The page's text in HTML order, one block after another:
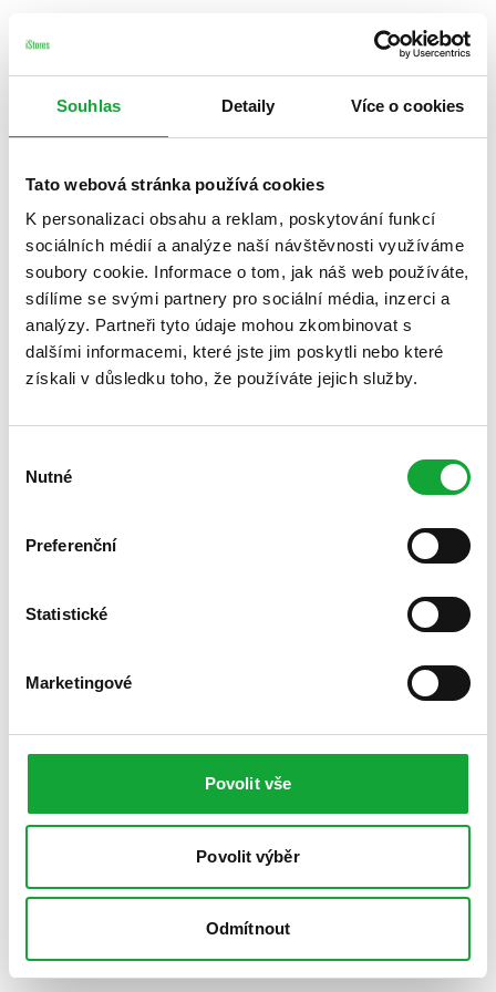
Souhlas Detaily Více o cookies
Tato webová stránka používá cookies
K personalizaci obsahu a reklam, poskytování funkcí
sociálních médií a analýze naší návštěvnosti využíváme
soubory cookie. Informace o tom, jak náš web používáte,
sdílíme se svými partnery pro sociální média, inzerci a
analýzy. Partneři tyto údaje mohou zkombinovat s
dalšími informacemi, které jste jim poskytli nebo které
získali v důsledku toho, že používáte jejich služby.
souhlasu
Nutné
Preferenční
Statistické
Marketingové
Povolit vše
Povolit výběr
Odmítnout